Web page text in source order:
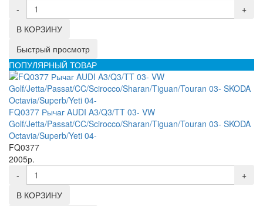
-
+
В КОРЗИНУ
Быстрый просмотр
ПОПУЛЯРНЫЙ ТОВАР
FQ0377 Рычаг AUDI A3/Q3/TT 03- VW
Golf/Jetta/Passat/CC/Scirocco/Sharan/Tiguan/Touran 03- SKODA
Octavia/Superb/Yeti 04-
FQ0377
2005р.
-
+
В КОРЗИНУ